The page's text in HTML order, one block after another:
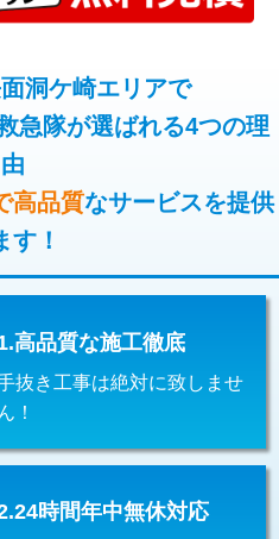
え） 38,500円
27,500円
38,500円
掃・修
作業）
11,000円
掃・修
作業）
掃・修
22,000円+材料費
キ
ッキ
洞ケ崎エリアで
急隊が選ばれる4つの理
由
高品質なサービスを提供
す！
高品質な施工徹底
抜き工事は絶対に致しませ
ん！
時間年中無休対応